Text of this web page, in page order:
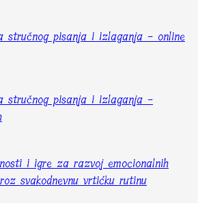
stručnog pisanja i izlaganja - online
stručnog pisanja i izlaganja -
i igre za razvoj emocionalnih
svakodnevnu vrtićku rutinu